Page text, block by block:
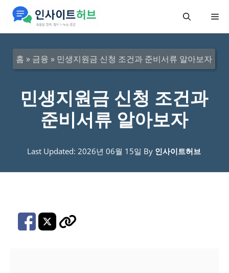
메
홈 » 금융 » 민생지원금 신청 조건과 준비서류 알아보자
민생지원금 신청 조건과
준비서류 알아보자
Last Updated: 2026년 06월 15일 By 인사이트허브